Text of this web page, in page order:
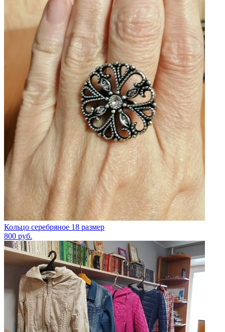
Кольцо серебряное 18 размер
800 руб.